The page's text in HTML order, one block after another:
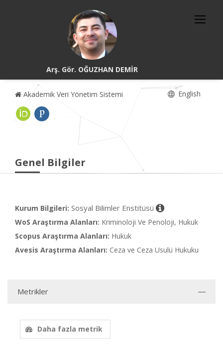
Arş. Gör. OĞUZHAN DEMİR
Akademik Veri Yönetim Sistemi English
Genel Bilgiler
Kurum Bilgileri: Sosyal Bilimler Enstitüsü
WoS Araştırma Alanları: Kriminoloji Ve Penoloji, Hukuk
Scopus Araştırma Alanları: Hukuk
Avesis Araştırma Alanları: Ceza ve Ceza Usulü Hukuku
Metrikler
Daha fazla metrik